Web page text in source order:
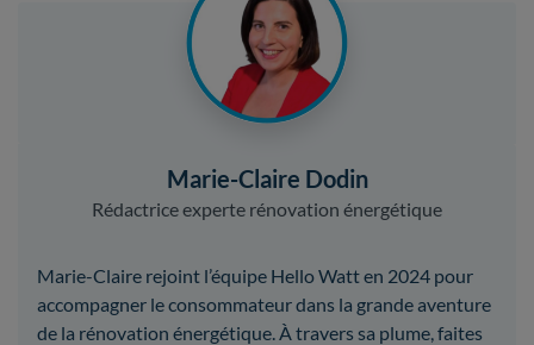
Marie-Claire Dodin
Rédactrice experte rénovation énergétique
Marie-Claire rejoint l’équipe Hello Watt en 2024 pour
accompagner le consommateur dans la grande aventure
de la rénovation énergétique. À travers sa plume, faites